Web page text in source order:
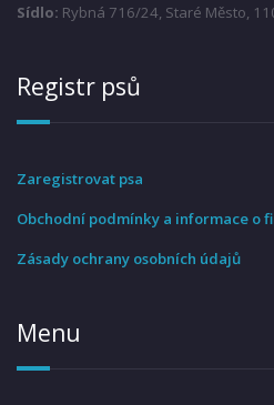
Sídlo: Rybná 716/24, Staré Město,
Registr psů
Zaregistrovat psa
Obchodní podmínky a informace o
Zásady ochrany osobních údajů
Menu